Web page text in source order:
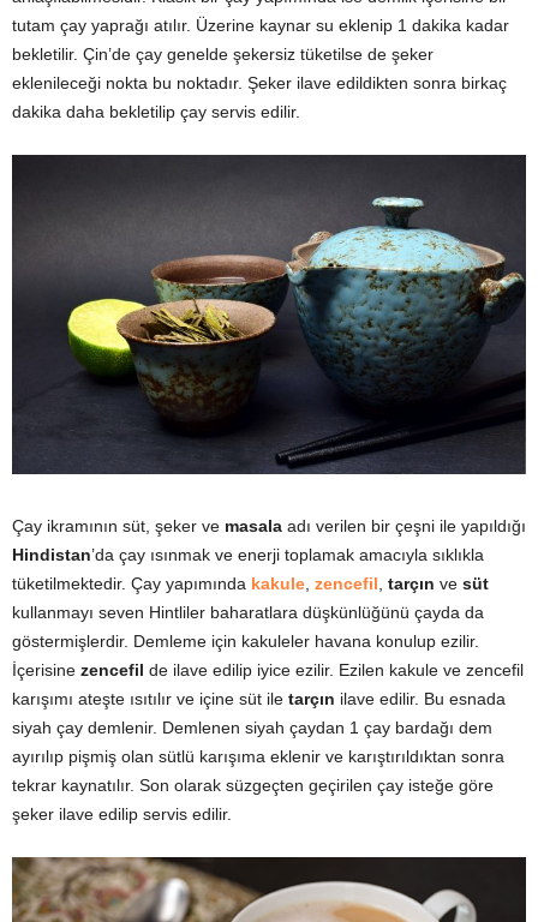
tutam çay yaprağı atılır. Üzerine kaynar su eklenip 1 dakika kadar
bekletilir. Çin’de çay genelde şekersiz tüketilse de şeker
eklenileceği nokta bu noktadır. Şeker ilave edildikten sonra birkaç
dakika daha bekletilip çay servis edilir.
Çay ikramının süt, şeker ve masala adı verilen bir çeşni ile yapıldığı
Hindistan’da çay ısınmak ve enerji toplamak amacıyla sıklıkla
tüketilmektedir. Çay yapımında kakule, zencefil, tarçın ve süt
kullanmayı seven Hintliler baharatlara düşkünlüğünü çayda da
göstermişlerdir. Demleme için kakuleler havana konulup ezilir.
İçerisine zencefil de ilave edilip iyice ezilir. Ezilen kakule ve zencefil
karışımı ateşte ısıtılır ve içine süt ile tarçın ilave edilir. Bu esnada
siyah çay demlenir. Demlenen siyah çaydan 1 çay bardağı dem
ayırılıp pişmiş olan sütlü karışıma eklenir ve karıştırıldıktan sonra
tekrar kaynatılır. Son olarak süzgeçten geçirilen çay isteğe göre
şeker ilave edilip servis edilir.